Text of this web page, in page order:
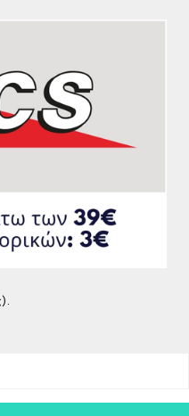
Νερό της Vichy,
εξισορροπεί.
μετά από 8 εβδομάδες
καθημερινή χρήση, σε
της συνηθισμένης
ντεκολτέ.